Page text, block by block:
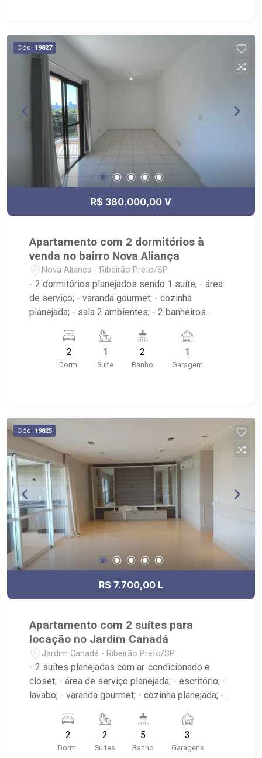
Cód. 19827
R$ 380.000,00 V
Apartamento com 2 dormitórios à
venda no bairro Nova Aliança
Nova Aliança - Ribeirão Preto/SP
- 2 dormitórios planejados sendo 1 suíte; - área
de serviço; - varanda gourmet; - cozinha
planejada; - sala 2 ambientes; - 2 banheiros
Pizzaria Verace, Unip
2
Dorm.
1
Suite
2
Banho
1
Garagem
Cód. 19825
R$ 7.700,00 L
Apartamento com 2 suítes para
locação no Jardim Canadá
Jardim Canadá - Ribeirão Preto/SP
- 2 suítes planejadas com ar-condicionado e
closet; - área de serviço planejada; - escritório; -
lavabo; - varanda gourmet; - cozinha planejada; -
box e espelho; - Condomínio com portaria 24
horas, playground, piscina, piscina aquecida raia,
home office, academia salão para festas e quadra
2
Dorm.
2
Suítes
5
Banho
3
Garagens